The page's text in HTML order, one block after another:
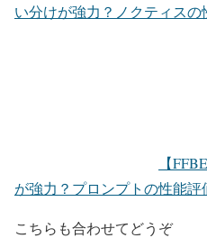
い分けが強力？ノクティスの
【
が強力？プロンプトの性能評
こちらも合わせてどうぞ